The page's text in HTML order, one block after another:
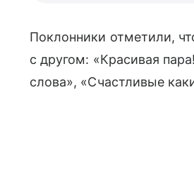
Поклонники отметили,
с другом: «Красивая
слова», «Счастливые